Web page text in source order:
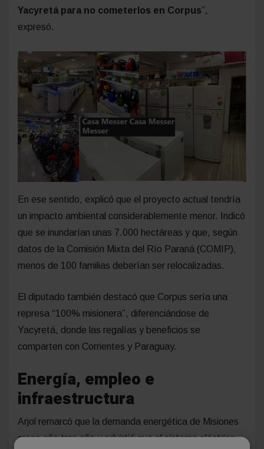
Yacyretá para no cometerlos en Corpus”,
expresó.
En ese sentido, explicó que el proyecto actual tendría
un impacto ambiental considerablemente menor. Indicó
que se inundarían unas 7.000 hectáreas y que, según
datos de la Comisión Mixta del Río Paraná (COMIP),
menos de 100 familias deberían ser relocalizadas.
El diputado también destacó que Corpus sería una
represa “100% misionera”, diferenciándose de
Yacyretá, donde las regalías y beneficios se
comparten con Corrientes y Paraguay.
Energía, empleo e
infraestructura
Arjol remarcó que la demanda energética de Misiones
crece año tras año y advirtió que el sistema eléctrico